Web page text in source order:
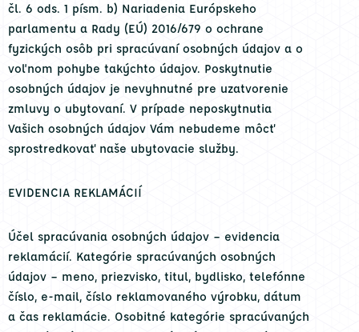
čl. 6 ods. 1 písm. b) Nariadenia Európskeho
parlamentu a Rady (EÚ) 2016/679 o ochrane
fyzických osôb pri spracúvaní osobných údajov a o
voľnom pohybe takýchto údajov. Poskytnutie
osobných údajov je nevyhnutné pre uzatvorenie
zmluvy o ubytovaní. V prípade neposkytnutia
Vašich osobných údajov Vám nebudeme môcť
sprostredkovať naše ubytovacie služby.
EVIDENCIA REKLAMÁCIÍ
Účel spracúvania osobných údajov – evidencia
reklamácií. Kategórie spracúvaných osobných
údajov – meno, priezvisko, titul, bydlisko, telefónne
číslo, e-mail, číslo reklamovaného výrobku, dátum
a čas reklamácie. Osobitné kategórie spracúvaných